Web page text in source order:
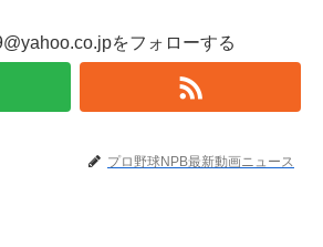
をフォローする
プロ野球NPB最新動画ニュース